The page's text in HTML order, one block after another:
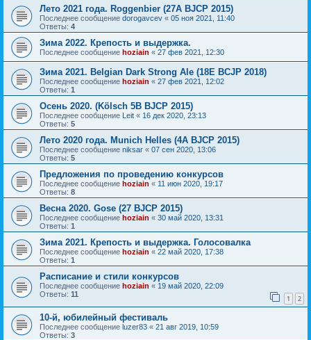
Лето 2021 года. Roggenbier (27A BJCP 2015)
Последнее сообщение dorogavcev « 05 ноя 2021, 11:40
Ответы: 4
Зима 2022. Крепость и выдержка.
Последнее сообщение hoziain « 27 фев 2021, 12:30
Зима 2021. Belgian Dark Strong Ale (18E BCJP 2018)
Последнее сообщение hoziain « 27 фев 2021, 12:02
Ответы: 1
Осень 2020. (Kölsch 5B BJCP 2015)
Последнее сообщение Leit « 16 дек 2020, 23:13
Ответы: 5
Лето 2020 года. Munich Helles (4A BJCP 2015)
Последнее сообщение niksar « 07 сен 2020, 13:06
Ответы: 5
Предложения по проведению конкурсов
Последнее сообщение hoziain « 11 июн 2020, 19:17
Ответы: 8
Весна 2020. Gose (27 BJCP 2015)
Последнее сообщение hoziain « 30 май 2020, 13:31
Ответы: 1
Зима 2021. Крепость и выдержка. Голосовалка
Последнее сообщение hoziain « 22 май 2020, 17:38
Ответы: 1
Расписание и стили конкурсов
Последнее сообщение hoziain « 19 май 2020, 22:09
Ответы: 11 1 2
10-й, юбилейный фестиваль
Последнее сообщение luzer83 « 21 авг 2019, 10:59
Ответы: 3